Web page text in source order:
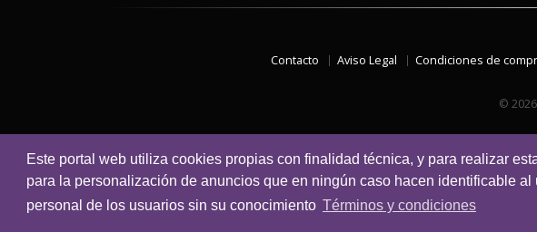
Este portal web utiliza cookies propias con finalidad técnica, y para realizar
para la personalización de anuncios que en ningún caso hacen identificable
personal de los usuarios sin su conocimiento Términos y condiciones
Contacto Aviso Legal Condiciones de
©